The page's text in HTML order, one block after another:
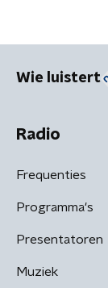
Wie luistert
Radio
Frequenties
Programma's
Presentatoren
Muziek